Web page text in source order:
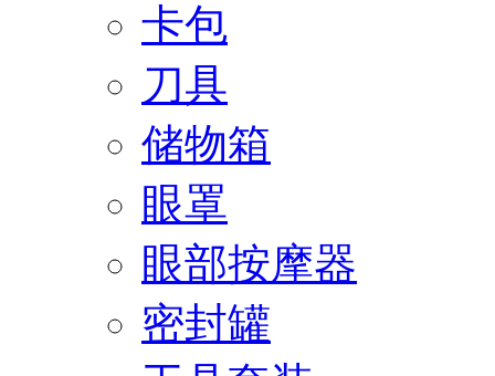
卡包
刀具
储物箱
眼罩
眼部按摩器
密封罐